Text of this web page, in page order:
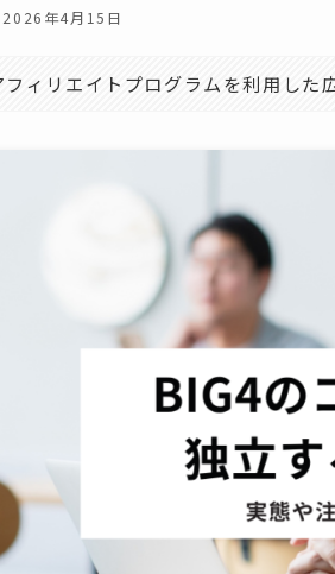
2026年4月15日
ィリエイトプログラムを利用した